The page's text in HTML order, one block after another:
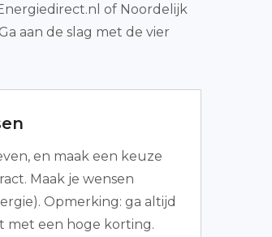
of Noordelijk
aan de slag met de vier
en maak een keuze
Maak je wensen
Opmerking: ga altijd
met een hoge korting.